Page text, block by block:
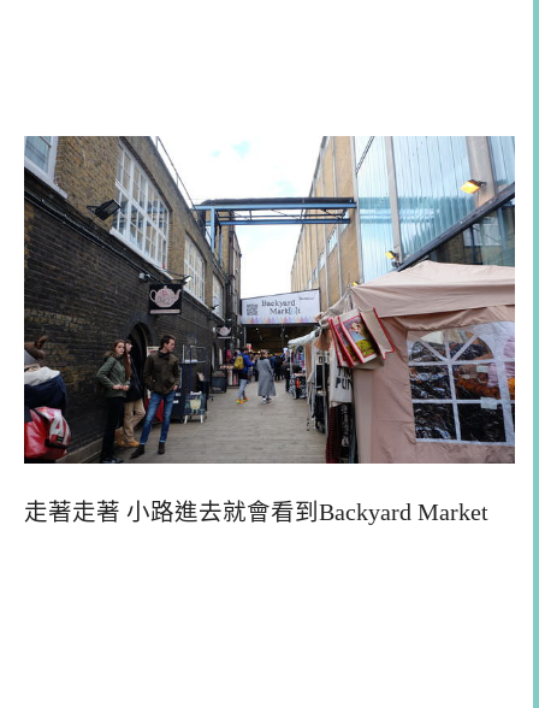
走著走著 小路進去就會看到Backyard Market